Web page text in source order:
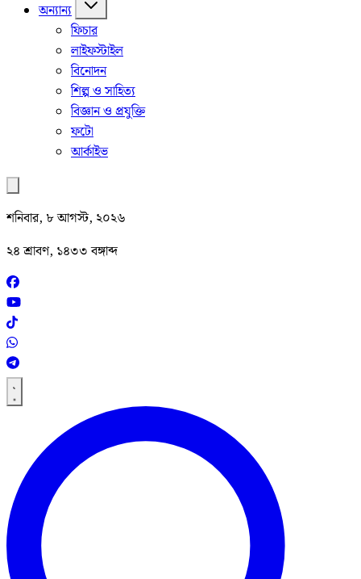
অন্যান্য
ফিচার
লাইফস্টাইল
বিনোদন
শিল্প ও সাহিত্য
বিজ্ঞান ও প্রযুক্তি
ফটো
আর্কাইভ
শনিবার, ৮ আগস্ট, ২০২৬
২৪ শ্রাবণ, ১৪৩৩ বঙ্গাব্দ